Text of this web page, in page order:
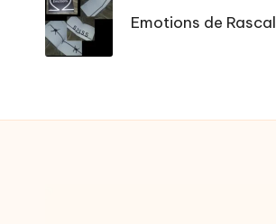
Emotions de Rascal